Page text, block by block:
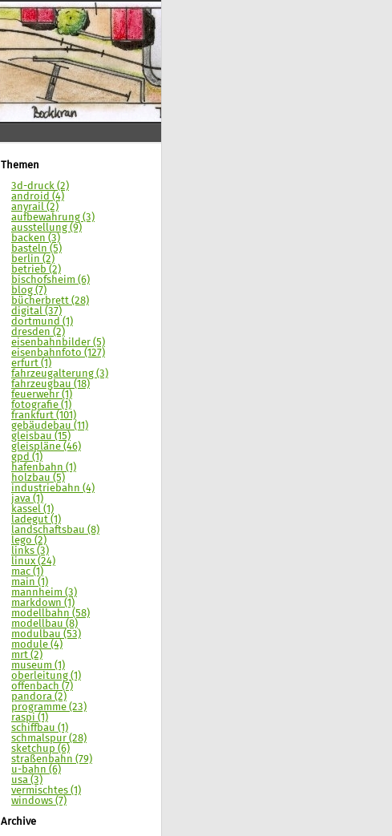
Themen
3d-druck (2)
android (4)
anyrail (2)
aufbewahrung (3)
ausstellung (9)
backen (3)
basteln (5)
berlin (2)
betrieb (2)
bischofsheim (6)
blog (7)
bücherbrett (28)
digital (37)
dortmund (1)
dresden (2)
eisenbahnbilder (5)
eisenbahnfoto (127)
erfurt (1)
fahrzeugalterung (3)
fahrzeugbau (18)
feuerwehr (1)
fotografie (1)
frankfurt (101)
gebäudebau (11)
gleisbau (15)
gleispläne (46)
gpd (1)
hafenbahn (1)
holzbau (5)
industriebahn (4)
java (1)
kassel (1)
ladegut (1)
landschaftsbau (8)
lego (2)
links (3)
linux (24)
mac (1)
main (1)
mannheim (3)
markdown (1)
modellbahn (58)
modellbau (8)
modulbau (53)
module (4)
mrt (2)
museum (1)
oberleitung (1)
offenbach (7)
pandora (2)
programme (23)
raspi (1)
schiffbau (1)
schmalspur (28)
sketchup (6)
straßenbahn (79)
u-bahn (6)
usa (3)
vermischtes (1)
windows (7)
Archive